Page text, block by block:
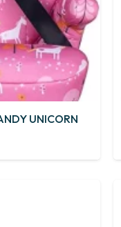
UNICORN